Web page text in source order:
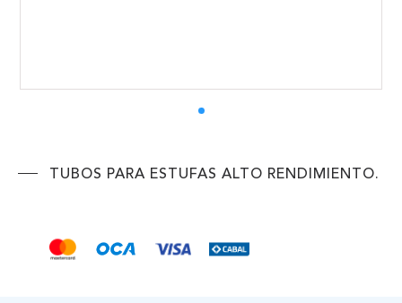
TUBOS PARA ESTUFAS ALTO RENDIMIENTO.